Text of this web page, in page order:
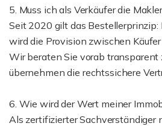
5. Muss ich als Verkäufer die
Seit 2020 gilt das Bestellerprinzip:
wird die Provision zwischen
Wir beraten Sie vorab transparent
übernehmen die rechtssichere
6. Wie wird der Wert meiner
Als zertifizierter Sachverständiger